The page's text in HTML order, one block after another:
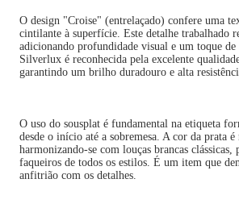
O design "Croise" (entrelaçado) confere uma
cintilante à superfície. Este detalhe trabalhado
adicionando profundidade visual e um toque de
Silverlux é reconhecida pela excelente
garantindo um brilho duradouro e alta
O uso do sousplat é fundamental na etiqueta
desde o início até a sobremesa. A cor da prata
harmonizando-se com louças brancas clássicas,
faqueiros de todos os estilos. É um item que
anfitrião com os detalhes.